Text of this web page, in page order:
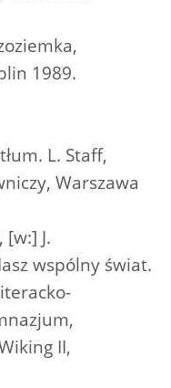
1989.
L. Staff,
Warszawa
J.
wspólny świat.
II,